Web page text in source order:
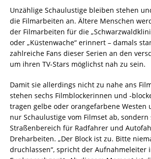
Unzählige Schaulustige bleiben stehen
die Filmarbeiten an. Ältere Menschen
der Filmarbeiten für die
oder „Küstenwache“ erinnert – damals
zahlreiche Fans dieser Serien an den
um ihren TV-Stars möglichst nah zu sein.
Damit sie allerdings nicht zu nahe ans
stehen sechs Filmblockerinnen und -
tragen gelbe oder orangefarbene Westen
nur Schaulustige vom Filmset ab,
Straßenbereich für Radfahrer und
Dreharbeiten. „Der Block ist zu. Bitte
druchlassen“, spricht der Aufnahmeleiter